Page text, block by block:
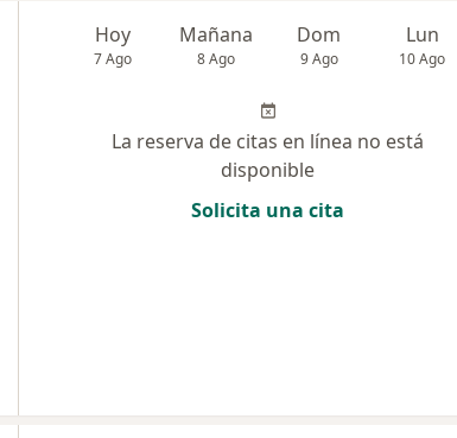
Hoy
7 Ago
Mañana
8 Ago
Dom
9 Ago
Lun
10 Ago
La reserva de citas en línea no está
disponible
Solicita una cita